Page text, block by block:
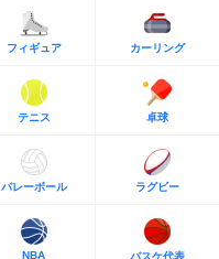
フィギュア カーリング
テニス 卓球
バレーボール ラグビー
NBA バスケ代表